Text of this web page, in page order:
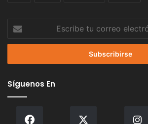
Escribe
tu
correo
Síguenos En